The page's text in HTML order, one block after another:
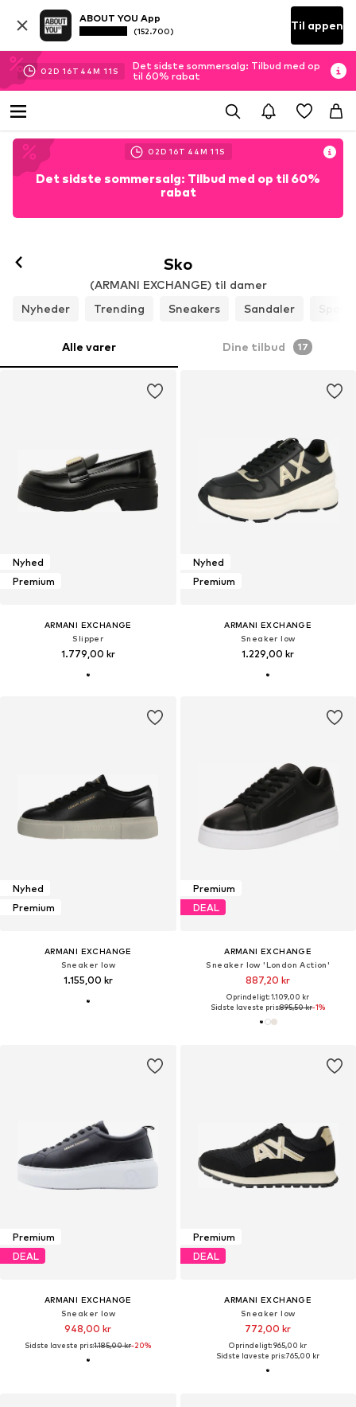
ABOUT YOU App
(152.700) Til appen
02D 16T 44M 09S
Det sidste sommersalg: Tilbud med op
til 60% rabat
02D 16T 44M 09S
Det sidste sommersalg: Tilbud med op til 60%
rabat
Sko
(ARMANI EXCHANGE) til damer
Nyheder
Trending Sneakers Sandaler
Alle varer Dine tilbud 17
Nyhed
Premium
ARMANI EXCHANGE
Slipper
1.779,00 kr
Nyhed
Premium
ARMANI EXCHANGE
Sneaker low
1.229,00 kr
Nyhed
Premium
ARMANI EXCHANGE
Sneaker low
1.155,00 kr
Premium
DEAL
ARMANI EXCHANGE
Sneaker low 'London Action'
887,20 kr
Oprindeligt: 1.109,00 kr
Sidste laveste pris:895,50 kr-1%
Premium
DEAL
ARMANI EXCHANGE
Sneaker low
948,00 kr
Sidste laveste pris:1.185,00 kr-20%
Premium
DEAL
ARMANI EXCHANGE
Sneaker low
772,00 kr
Oprindeligt: 965,00 kr
Sidste laveste pris:765,00 kr